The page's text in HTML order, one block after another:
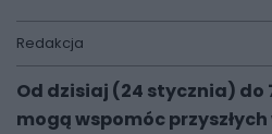
Redakcja
Od dzisiaj (24 stycznia)
mogą wspomóc